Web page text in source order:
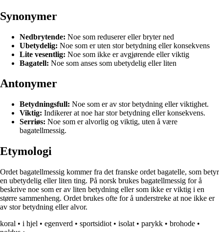
Synonymer
Nedbrytende: Noe som reduserer eller bryter ned
Ubetydelig: Noe som er uten stor betydning eller konsekvens
Lite vesentlig: Noe som ikke er avgjørende eller viktig
Bagatell: Noe som anses som ubetydelig eller liten
Antonymer
Betydningsfull: Noe som er av stor betydning eller viktighet.
Viktig: Indikerer at noe har stor betydning eller konsekvens.
Serriøs: Noe som er alvorlig og viktig, uten å være
bagatellmessig.
Etymologi
Ordet bagatellmessig kommer fra det franske ordet bagatelle, som betyr
en ubetydelig eller liten ting. På norsk brukes bagatellmessig for å
beskrive noe som er av liten betydning eller som ikke er viktig i en
større sammenheng. Ordet brukes ofte for å understreke at noe ikke er
av stor betydning eller alvor.
koral • i hjel • egenverd • sportsidiot • isolat • parykk • brohode •